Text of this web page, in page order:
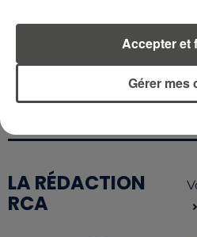
RETROUVEZ TOUTE
RECEVEZ LES ALERTES
EN TÉLÉCHARGEANT
RCA
LA RÉDACTION
RCA
Gérer mes
Accepter et